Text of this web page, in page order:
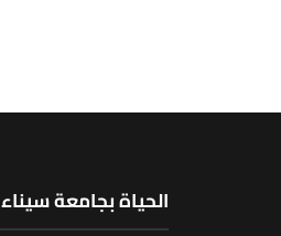
الحياة بجامعة سيناء